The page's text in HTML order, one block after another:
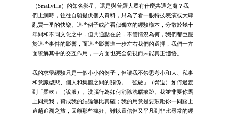
（Smallville）的知名影星。還是與普羅大眾有什麼共通之處？我
們上網時，往往自願提供個人資料，只為了看一眼特技表演或大肆
亂買一番的快樂。這些例子或許看似獨立的經驗樣本，分散於幾十
年間和不同文化之中，但共通點在於，不管情況為何，我們都臣服
於這些事件的影響，而這些影響進一步左右我們的選擇，我們一方
面瞭解其中的交互作用，一方面也完全忽視而未能真正體悟。
我的求學經驗只是一個小小的例子，但讓我不禁思考小和大、私事
和意識型態、個人和集體之間的關係。「強硬」（脅迫）如何過渡
到「柔軟」（說服）。洗腦行為如何消除洗腦痕跡。我並非要你馬
上同意我，贊成我的結論無比真確；我的用意是要鼓勵你一同踏上
這趟追溯之旅，回顧那些瘋狂、難以置信但又平凡到非比尋常的經